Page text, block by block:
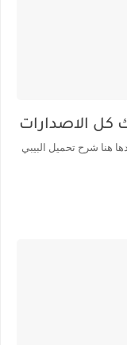
كل الاصدارات
هنا شرح تحميل البيبي